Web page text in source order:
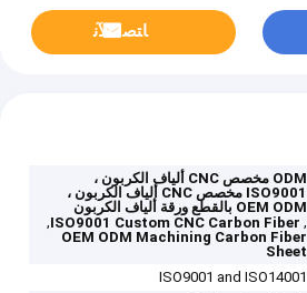
ﺎﺘﺼﻟ ﺍﻶﻧ
ODM مخصص CNC ألياف الكربون ،
ISO9001 مخصص CNC ألياف الكربون ،
OEM ODM بالقطع ورقة ألياف الكربون
,
ISO9001 Custom CNC Carbon Fiber
,
OEM ODM Machining Carbon Fiber
Sheet
ISO9001 and ISO14001